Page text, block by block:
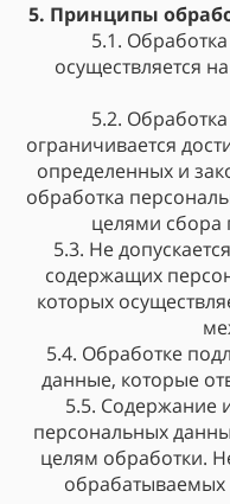
5. Принципы
5.1.
осуществляется
5.2.
ограничивается
определенных и
обработка
целями сбора
5.3. Не
содержащих
которых
5.4. Обработке
данные, которые
5.5. Содержание
персональных
целям обработки.